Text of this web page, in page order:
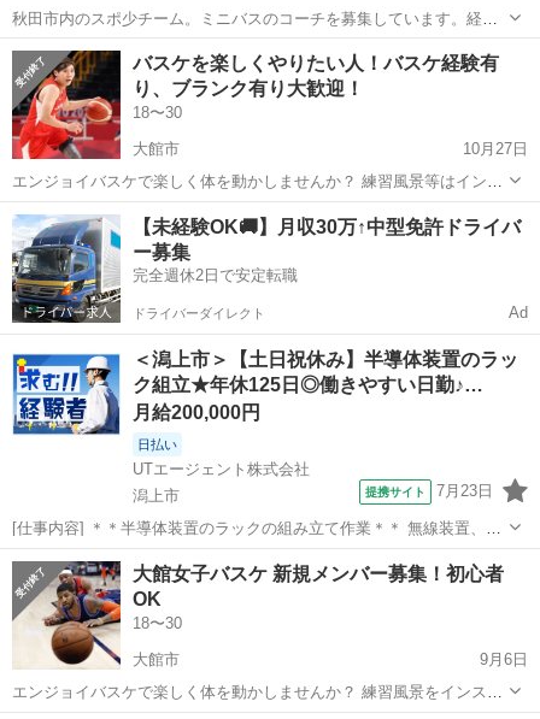
秋田市内のスポ少チーム。ミニバスのコーチを募集しています。経験
者はもちろん、コーチをやってみたいという方も歓迎します。 ※デリ
ケートな問題のため詳細は直接お会いしてお話させて頂きます。ご理
解のほど、宜しくお願いします。
秋田 秋田市 バスケットボール ミニバス
バスケを楽しくやりたい人！バスケ経験有
り、ブランク有り大歓迎！
18〜30
大館市
10月27日
エンジョイバスケで楽しく体を動かしませんか？ 練習風景等はインス
タに載せています 気軽に連絡ください 見学もお待ちしています 連
絡・詳細はこちらへお願いします https://www.net-menbe...
秋田 大館市 バスケットボール バスケ
【未経験OK🚚】月収30万↑中型免許ドライバ
ー募集
完全週休2日で安定転職
ドライバーダイレクト Ad
＜潟上市＞【土日祝休み】半導体装置のラッ
ク組立★年休125日◎働きやすい日勤♪…
月給200,000円
日払い
UTエージェント株式会社
潟上市
提携サイト 7月23日
[仕事内容] ＊＊半導体装置のラックの組み立て作業＊＊ 無線装置、セ
ンサー、通信機器など映像機器を製造している会社です！ 製造業の経
験がある方は活かせます◎ 作業難易度は低めなので誰でもすぐに即戦
力になれます！ ＜具体...
秋田 潟上市 工場
大館女子バスケ 新規メンバー募集！初心者
OK
18〜30
大館市
9月6日
エンジョイバスケで楽しく体を動かしませんか？ 練習風景をインスタ